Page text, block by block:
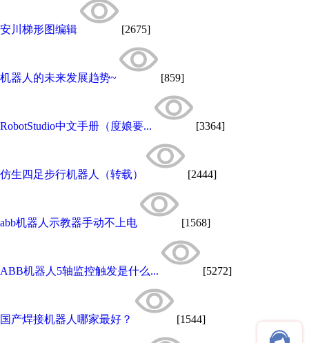
安川梯形图编辑 [2675]
机器人的未来发展趋势~ [859]
RobotStudio中文手册（度娘要... [3364]
仿生四足步行机器人（转载） [2444]
abb机器人示教器手动不上电 [1568]
ABB机器人5轴监控触发是什么... [5272]
国产焊接机器人哪家最好？ [1544]